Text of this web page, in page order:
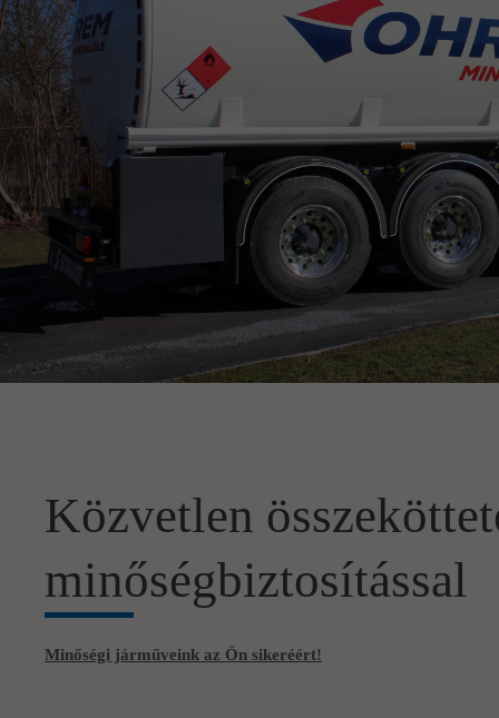
Közvetlen
minőségbiztosítással
Minőségi járműveink az Ön sikeréért!